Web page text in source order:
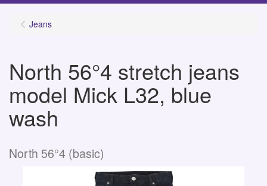
Jeans
North 56°4 stretch jeans
model Mick L32, blue
wash
North 56°4 (basic)